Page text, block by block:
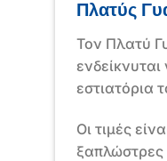
Πλατύς
Τον Πλατύ
εστιατόρια
Οι τιμές
ξαπλώστρες